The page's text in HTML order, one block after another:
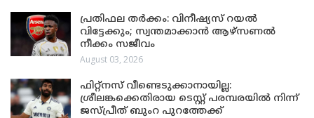
പ്രതിഫല തർക്കം: വിനീഷ്യസ് റയൽ
വിട്ടേക്കും; സ്വന്തമാക്കാൻ ആഴ്സണൽ
നീക്കം സജീവം
August 03, 2026
ഫിറ്റ്നസ് വീണ്ടെടുക്കാനായില്ല:
ശ്രീലങ്കക്കെതിരായ ടെസ്റ്റ് പരമ്പരയിൽ നിന്ന്
ജസ്പ്രീത് ബുംറ പുറത്തേക്ക്